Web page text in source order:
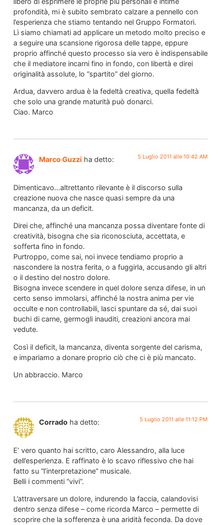
profondità, mi è subito sembrato calzare a pennello con
l’esperienza che stiamo tentando nel Gruppo Formatori.
Lì siamo chiamati ad applicare un metodo molto preciso e
a seguire una scansione rigorosa delle tappe, eppure
proprio affinché questo processo sia vero è indispensabile
che il mediatore incarni fino in fondo, con libertà e direi
originalità assolute, lo “spartito” del giorno.
Ardua, davvero ardua è la fedeltà creativa, quella fedeltà
che solo una grande maturità può donarci.
Ciao. Marco
Marco Guzzi ha detto: 5 Luglio 2011 alle 10:42 AM
Dimenticavo…altrettanto rilevante è il discorso sulla
creazione nuova che nasce quasi sempre da una
mancanza, da un deficit.
Direi che, affinché una mancanza possa diventare fonte di
creatività, bisogna che sia riconosciuta, accettata, e
sofferta fino in fondo.
Purtroppo, come sai, noi invece tendiamo proprio a
nascondere la nostra ferita, o a fuggirla, accusando gli altri
o il destino del nostro dolore.
Bisogna invece scendere in quel dolore senza difese, in un
certo senso immolarsi, affinché la nostra anima per vie
occulte e non controllabili, lasci spuntare da sé, dai suoi
buchi di carne, germogli inauditi, creazioni ancora mai
vedute.
Così il deficit, la mancanza, diventa sorgente del carisma,
e impariamo a donare proprio ciò che ci è più mancato.
Un abbraccio. Marco
Corrado ha detto: 5 Luglio 2011 alle 11:12 PM
E’ vero quanto hai scritto, caro Alessandro, alla luce
dell’esperienza. E raffinato è lo scavo riflessivo che hai
fatto su “l’interpretazione” musicale.
Belli i commenti “vivi”.
L’attraversare un dolore, indurendo la faccia, calandovisi
dentro senza difese – come ricorda Marco – permette di
scoprire che la sofferenza è una aridità feconda. Da dove